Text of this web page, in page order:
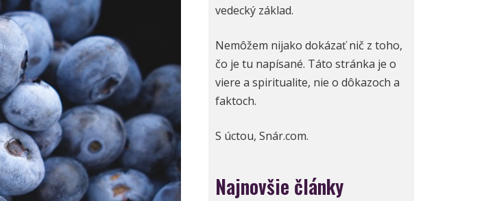
vedecký základ.
Nemôžem nijako dokázať nič z toho,
čo je tu napísané. Táto stránka je o
viere a spiritualite, nie o dôkazoch a
faktoch.
S úctou, Snár.com.
Najnovšie články